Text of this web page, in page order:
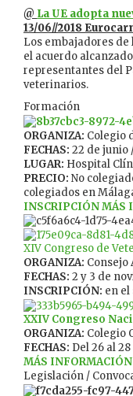
@ La UE adopta
13/06//2018
Los embajadores
el acuerdo
representantes del
veterinarios.
Formación
ORGANIZA: Colegio
FECHAS: 22 de junio
LUGAR: Hospital
PRECIO: No
colegiados en
INSCRIPCIÓNMÁS
XIV Congreso de
ORGANIZA: Consejo
FECHAS: 2 y 3 de
INSCRIPCIÓN: en
XXIV Congreso
ORGANIZA: Colegio
FECHAS: Del 26 al
MÁS INFORMACIÓN
Legislación /